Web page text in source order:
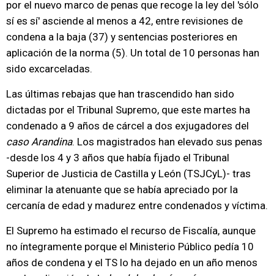
por el nuevo marco de penas que recoge la ley del 'sólo
sí es sí' asciende al menos a 42, entre revisiones de
condena a la baja (37) y sentencias posteriores en
aplicación de la norma (5). Un total de 10 personas han
sido excarceladas.
Las últimas rebajas que han trascendido han sido
dictadas por el Tribunal Supremo, que este martes ha
condenado a 9 años de cárcel a dos exjugadores del
caso Arandina. Los magistrados han elevado sus penas
-desde los 4 y 3 años que había fijado el Tribunal
Superior de Justicia de Castilla y León (TSJCyL)- tras
eliminar la atenuante que se había apreciado por la
cercanía de edad y madurez entre condenados y víctima.
El Supremo ha estimado el recurso de Fiscalía, aunque
no íntegramente porque el Ministerio Público pedía 10
años de condena y el TS lo ha dejado en un año menos